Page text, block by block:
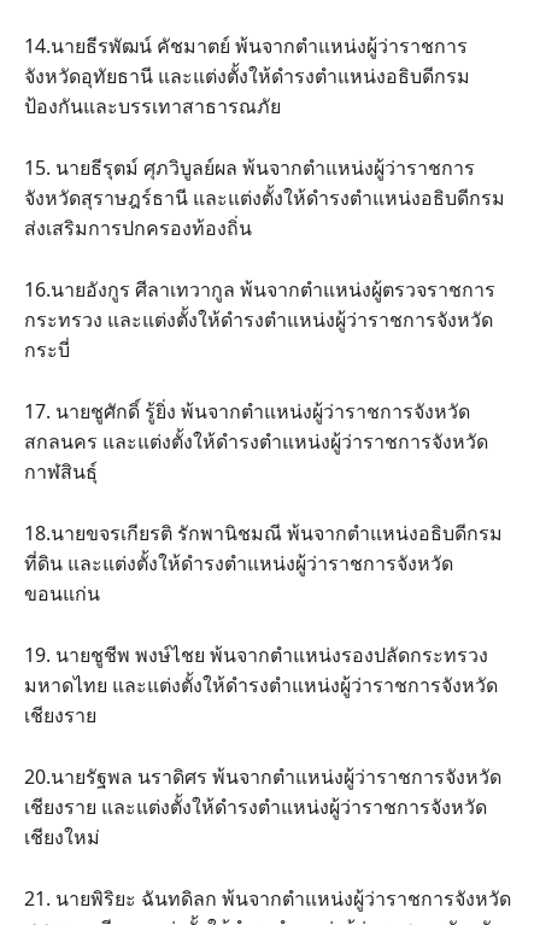
14.นายธีรพัฒน์ คัชมาตย์ พ้นจากตำแหน่งผู้ว่าราชการ
จังหวัดอุทัยธานี และแต่งตั้งให้ดำรงตำแหน่งอธิบดีกรม
ป้องกันและบรรเทาสาธารณภัย
15. นายธีรุตม์ ศุภวิบูลย์ผล พ้นจากตำแหน่งผู้ว่าราชการ
จังหวัดสุราษฎร์ธานี และแต่งตั้งให้ดำรงตำแหน่งอธิบดีกรม
ส่งเสริมการปกครองท้องถิ่น
16.นายอังกูร ศีลาเทวากูล พ้นจากตำแหน่งผู้ตรวจราชการ
กระทรวง และแต่งตั้งให้ดำรงตำแหน่งผู้ว่าราชการจังหวัด
กระบี่
17. นายชูศักดิ์ รู้ยิ่ง พ้นจากตำแหน่งผู้ว่าราชการจังหวัด
สกลนคร และแต่งตั้งให้ดำรงตำแหน่งผู้ว่าราชการจังหวัด
กาฬสินธุ์
18.นายขจรเกียรติ รักพานิชมณี พ้นจากตำแหน่งอธิบดีกรม
ที่ดิน และแต่งตั้งให้ดำรงตำแหน่งผู้ว่าราชการจังหวัด
ขอนแก่น
19. นายชูชีพ พงษ์ไชย พ้นจากตำแหน่งรองปลัดกระทรวง
มหาดไทย และแต่งตั้งให้ดำรงตำแหน่งผู้ว่าราชการจังหวัด
เชียงราย
20.นายรัฐพล นราดิศร พ้นจากตำแหน่งผู้ว่าราชการจังหวัด
เชียงราย และแต่งตั้งให้ดำรงตำแหน่งผู้ว่าราชการจังหวัด
เชียงใหม่
21. นายพิริยะ ฉันทดิลก พ้นจากตำแหน่งผู้ว่าราชการจังหวัด